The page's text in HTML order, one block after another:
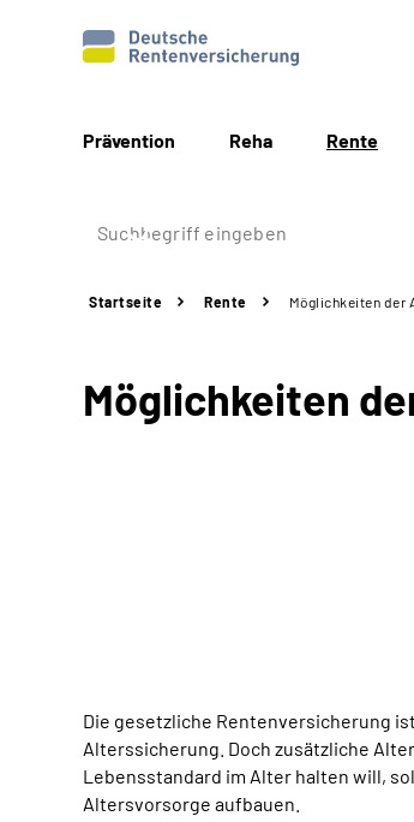
Prävention Reha Rente
Startseite Rente Möglichkeiten der
Möglichkeiten
Die gesetzliche Rentenversicherung
Alterssicherung. Doch zusätzliche
Lebensstandard im Alter halten will,
Altersvorsorge aufbauen.